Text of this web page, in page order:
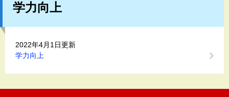
学力向上
2022年4月1日更新
学力向上